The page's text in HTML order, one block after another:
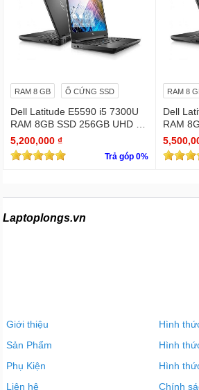
RAM 8 GB Ổ CỨNG SSD
Dell Latitude E5590 i5 7300U
RAM 8GB SSD 256GB UHD Gr
aphics 620 15.6 INCH FHD
5,200,000 ₫
Trả góp 0%
RAM 8
Dell
RAM
aphics
Laptoplongs.vn
Giới thiệu
Sản Phẩm
Phụ Kiện
Liên hệ
Hình
Hình
Hình
Chính